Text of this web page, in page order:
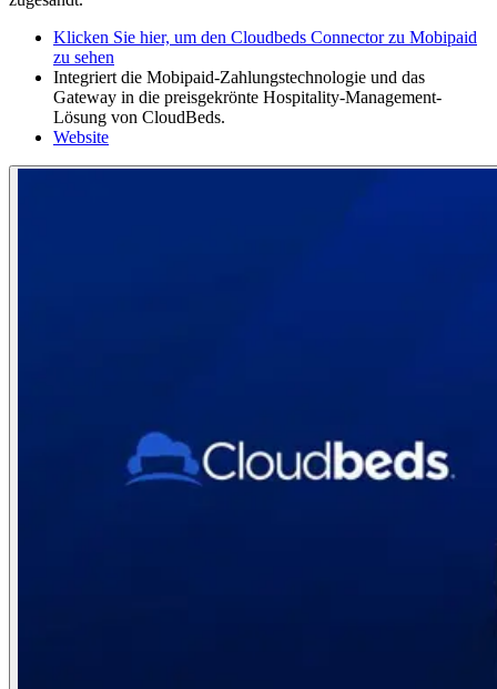
Klicken Sie hier, um den Cloudbeds Connector zu Mobipaid
zu sehen
Integriert die Mobipaid-Zahlungstechnologie und das
Gateway in die preisgekrönte Hospitality-Management-
Lösung von CloudBeds.
Website